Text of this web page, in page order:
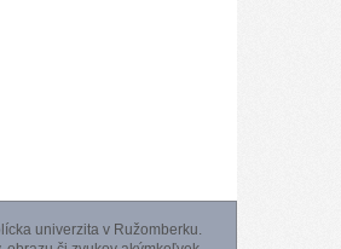
univerzita v Ružomberku.